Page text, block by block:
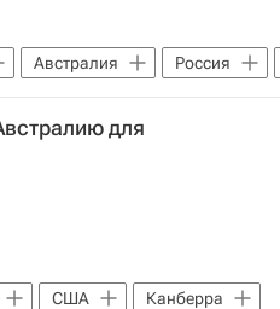
Австралия Россия
для
США
Канберра